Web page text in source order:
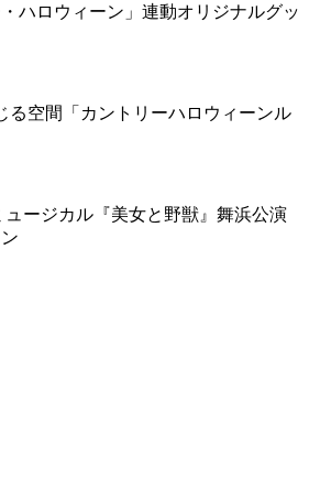
ハロウィーン」連動オリジナルグッ
る空間「カントリーハロウィーンル
ージカル『美女と野獣』舞浜公演